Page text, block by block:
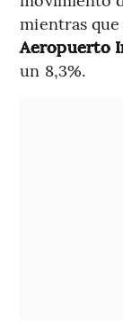
mientras
Aeropuerto
un 8,3%.